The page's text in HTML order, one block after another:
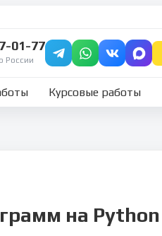
01-77
России
Курсовые работы
на Python